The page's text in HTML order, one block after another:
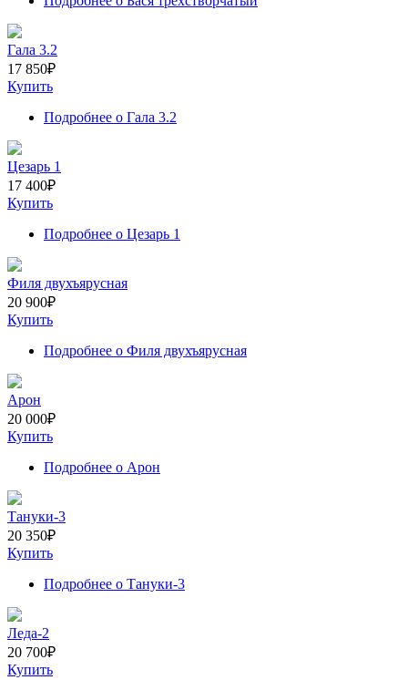
Гала 3.2
17 850₽
Купить
Подробнее о Гала 3.2
Цезарь 1
17 400₽
Купить
Подробнее о Цезарь 1
Филя двухъярусная
20 900₽
Купить
Подробнее о Филя двухъярусная
Арон
20 000₽
Купить
Подробнее о Арон
Тануки-3
20 350₽
Купить
Подробнее о Тануки-3
Леда-2
20 700₽
Купить